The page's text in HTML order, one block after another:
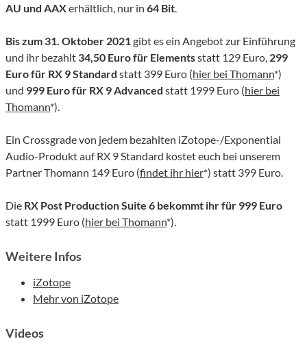
AU und AAXerhältlich, nur in 64 Bit.
Bis zum 31. Oktober 2021gibt es ein Angebot zur Einführung
und ihr bezahlt 34,50 Euro für Elementsstatt 129 Euro, 299
Euro für RX 9Standard statt 399 Euro (hier bei Thomann*)
und 999 Euro für RX 9Advanced statt 1999 Euro (hier bei
Thomann*).
Ein Crossgrade von jedem bezahlten iZotope-/Exponential
Audio-Produkt auf RX 9 Standard kostet euch bei unserem
Partner Thomann 149 Euro (findet ihr hier*) statt 399 Euro.
Die RX Post Production Suite 6 bekommt ihr für 999 Euro
statt 1999 Euro (hier bei Thomann*).
Weitere Infos
iZotope
Mehr von iZotope
Videos